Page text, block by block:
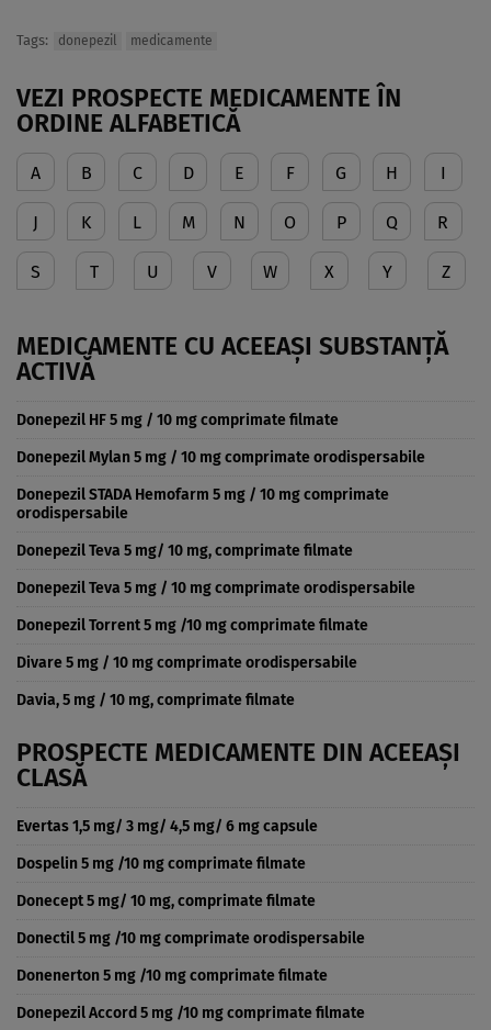
Tags: donepezil medicamente
VEZI PROSPECTE MEDICAMENTE ÎN
ORDINE ALFABETICĂ
A B C D E F G H I
J K L M N O P Q R
S T U V W X Y Z
MEDICAMENTE CU ACEEAȘI SUBSTANȚĂ
ACTIVĂ
Donepezil HF 5 mg / 10 mg comprimate filmate
Donepezil Mylan 5 mg / 10 mg comprimate orodispersabile
Donepezil STADA Hemofarm 5 mg / 10 mg comprimate
orodispersabile
Donepezil Teva 5 mg/ 10 mg, comprimate filmate
Donepezil Teva 5 mg / 10 mg comprimate orodispersabile
Donepezil Torrent 5 mg /10 mg comprimate filmate
Divare 5 mg / 10 mg comprimate orodispersabile
Davia, 5 mg / 10 mg, comprimate filmate
PROSPECTE MEDICAMENTE DIN ACEEAȘI
CLASĂ
Evertas 1,5 mg/ 3 mg/ 4,5 mg/ 6 mg capsule
Dospelin 5 mg /10 mg comprimate filmate
Donecept 5 mg/ 10 mg, comprimate filmate
Donectil 5 mg /10 mg comprimate orodispersabile
Donenerton 5 mg /10 mg comprimate filmate
Donepezil Accord 5 mg /10 mg comprimate filmate